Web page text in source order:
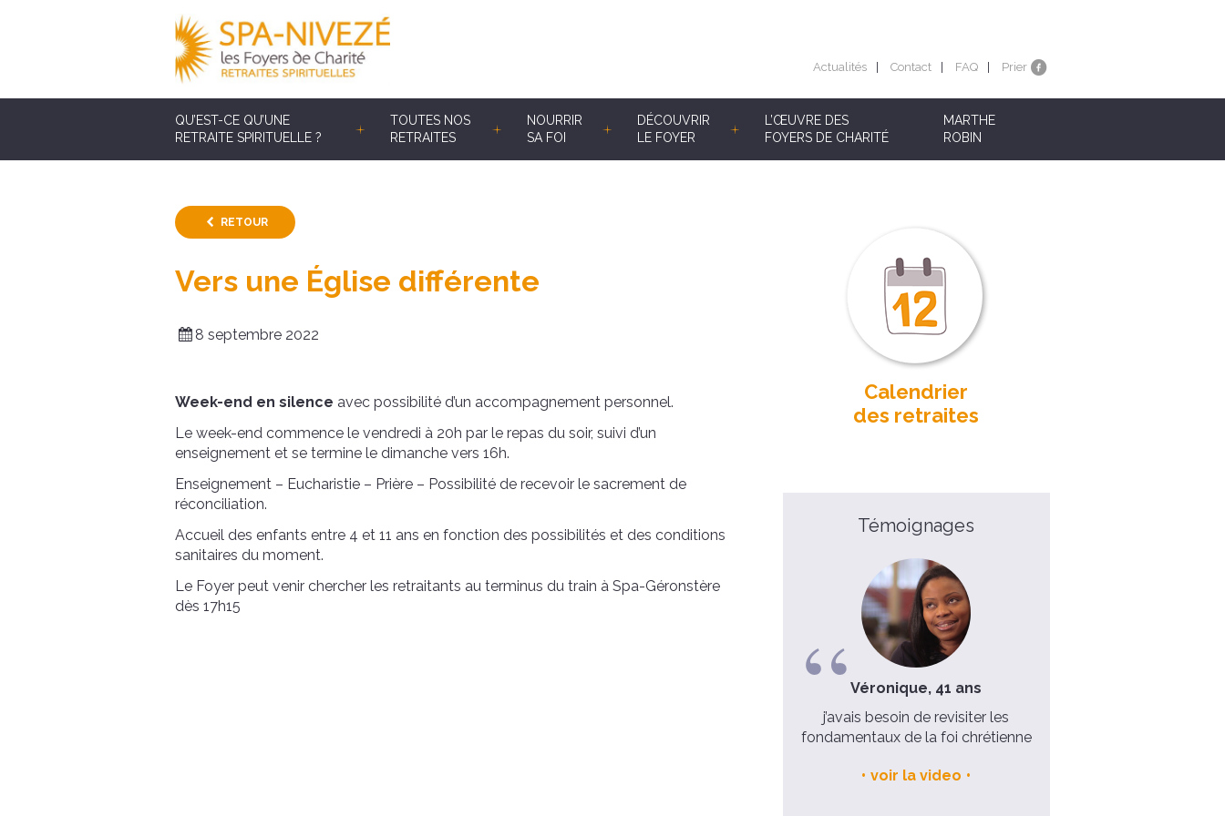
Actualités Contact FAQ Prier
QU’EST-CE QU’UNE
RETRAITE SPIRITUELLE ?
TOUTES NOS
RETRAITES
NOURRIR
SA FOI
DÉCOUVRIR
LE FOYER
L’ŒUVRE DES
FOYERS DE CHARITÉ
MARTHE
ROBIN
RETOUR
Vers une Église différente
8 septembre 2022
Week-end en silence avec possibilité d’un accompagnement personnel.
Le week-end commence le vendredi à 20h par le repas du soir, suivi d’un
enseignement et se termine le dimanche vers 16h.
Enseignement – Eucharistie – Prière – Possibilité de recevoir le sacrement de
réconciliation.
Accueil des enfants entre 4 et 11 ans en fonction des possibilités et des conditions
sanitaires du moment.
Le Foyer peut venir chercher les retraitants au terminus du train à Spa-Géronstère
dès 17h15
Calendrier
des retraites
Témoignages
Véronique, 41 ans
j’avais besoin de revisiter les
fondamentaux de la foi chrétienne
voir la video